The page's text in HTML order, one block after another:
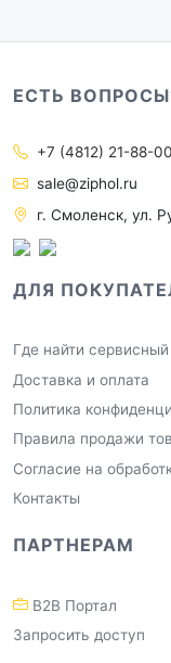
ЕСТЬ
+7 (4812) 21-88-00
sale@ziphol.ru
г. Смоленск, ул.
ДЛЯ
Где найти
Доставка и оплата
Политика
Правила продажи
Согласие на
Контакты
ПАРТНЕРАМ
B2B Портал
Запросить доступ